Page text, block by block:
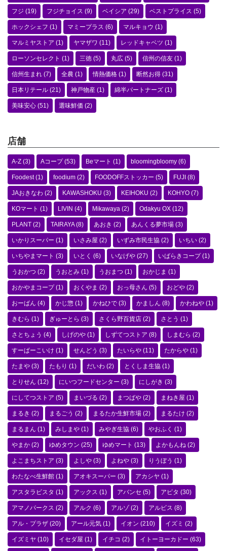
フジ (19) フジチョイス (9) ベイシア (29) ベストプライス (5)
ホックシェフ (1) マミープラス (6) マルキョウ (1)
マルミヤストア (1) ヤマザワ (11) レッドキャベツ (1)
ローソンセレクト (1) 三徳 (5) 丸広 (5) 信州の信友 (1)
信州生まれ (7) 全農 (1) 情熱価格 (1) 断然お得 (31)
日本リテール (21) 神戸物産 (1) 綿半パートナーズ (1)
美味安心 (51) 選味鮮価 (2)
店舗
A-Z (3) Aコープ(53) Beマート (1) bloomingbloomy (6)
Foodest(1) foodium (2) FOODOFFストッカー (5) FUJI (8)
JAおきなわ (2) KAWASHOKU (3) KEIHOKU (2) KOHYO (7)
KOマート (1) LIVIN (4) Mikawaya (2) Odakyu OX (12)
PLANT (2) TAIRAYA(8) あおき (2) あんくる夢市場 (3)
いかりスーパー (1) いさみ屋 (2) いずみ市民生協 (2) いちい (2)
いちやまマート (3) いとく (6) いなげや (27) いばらきコープ(1)
うおかつ (2) うおとみ (1) うおまつ (1) おかじま (1)
おかやまコープ(1) おくやま (2) おっ母さん (5) おどや (2)
おーばん (4) かじ惣 (1) かねひで (3) かましん (8) かわねや (1)
きむら (1) ぎゅーとら (3) さくら野百貨店 (2) さとう (1)
さとちょう (4) しげのや (1) しずてつストア (8) しまむら (2)
すーぱーこいけ (1) せんどう (3) たいらや (11) たからや (1)
たまや (3) たもり (1) だいわ (2) とくしま生協 (1)
とりせん (12) にいつフードセンター (3) にしがき (3)
にしてつストア (5) まいづる (2) まつばや (2) まねき屋 (1)
まるき (2) まるごう (2) まるたか生鮮市場 (2) まるたけ (2)
まるまん (1) みしまや (1) みやぎ生協 (6) やおふく (1)
やまか (2) ゆめタウン (25) ゆめマート (13) よかもんね (2)
よこまちストア (3) よしや (3) よねや (3) りうぼう (1)
わたなべ生鮮館 (1) アオキスーパー (3) アカシヤ (1)
アスタラビスタ (1) アックス (1) アバンセ (5) アピタ (30)
アマノパークス (2) アルク (6) アルゾ(2) アルビス (8)
アル・プラザ (20) アール元気 (1) イオン (210) イズミ (2)
イズミヤ (10) イセダ屋 (1) イチコ (2) イトーヨーカドー (63)